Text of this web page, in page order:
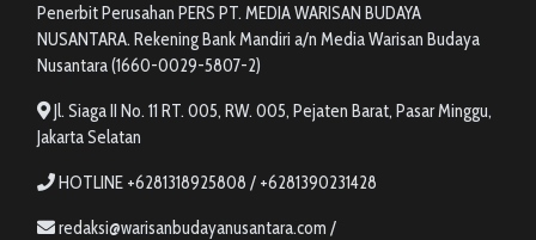
Penerbit Perusahan PERS PT. MEDIA WARISAN BUDAYA
NUSANTARA. Rekening Bank Mandiri a/n Media Warisan Budaya
Nusantara (1660-0029-5807-2)
Jl. Siaga II No. 11 RT. 005, RW. 005, Pejaten Barat, Pasar Minggu,
Jakarta Selatan
HOTLINE +6281318925808 / +6281390231428
redaksi@warisanbudayanusantara.com /